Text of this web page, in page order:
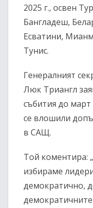
2025 г., освен
Бангладеш,
Есватини,
Тунис.
Генералният
Люк Триангл
събития до март
се влошили
в САЩ.
Той коментира:
избираме
демократично,